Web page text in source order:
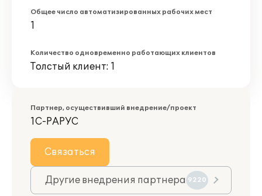
Общее число автоматизированных рабочих мест
1
Количество одновременно работающих клиентов
Толстый клиент: 1
Партнер, осуществивший внедрение/проект
1С-РАРУС
Связаться
Другие внедрения партнера 9220